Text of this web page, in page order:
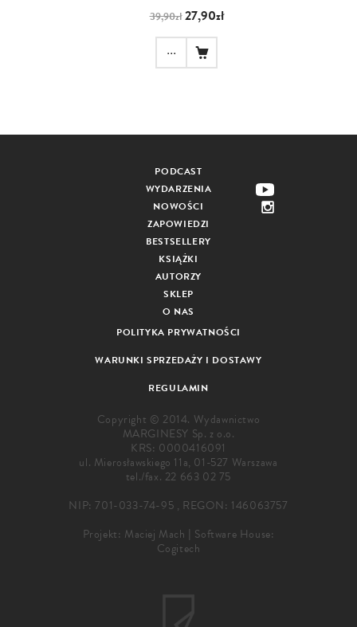
39,90zł27,90zł
...
PODCAST
WYDARZENIA
NOWOŚCI
ZAPOWIEDZI
BESTSELLERY
KSIĄŻKI
AUTORZY
SKLEP
O NAS
POLITYKA PRYWATNOŚCI
WARUNKI SPRZEDAŻY I DOSTAWY
REGULAMIN
Copyright © 2014. Wydawnictwo
MARGINESY Sp. z o.o.
KRS: 0000416091
ul. Mierosławskiego 11a, 01-527 Warszawa
tel./fax. 22 663 02 75
NIP: 701-033-74-95 , REGON: 146063757
Projekt: Maciej Mach | Software House:
Cogitech